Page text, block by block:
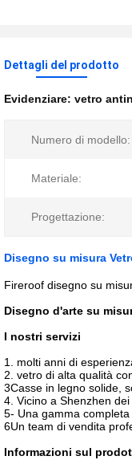
Dettagli del prodotto
Evidenziare: vetro
Numero di modello:
Materiale:
Progettazione:
Disegno su misura
Fireroof disegno su
Disegno d'arte su
I nostri servizi
1. molti anni di
2. vetro di alta qualità
3Casse in legno solide,
4. Vicino a Shenzhen
5- Una gamma
6Un team di vendita
Informazioni sul